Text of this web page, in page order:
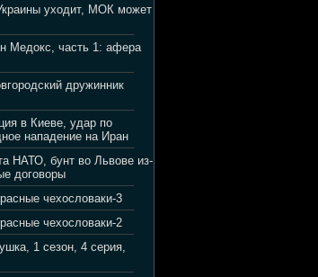
уходит, МОК может
Медокс, часть 1: афера
дружинник
в Киеве, удар по
нападение на Иран
НАТО, бунт во Львове из-
договоры
чехословаки-3
чехословаки-2
1 сезон, 4 серия,